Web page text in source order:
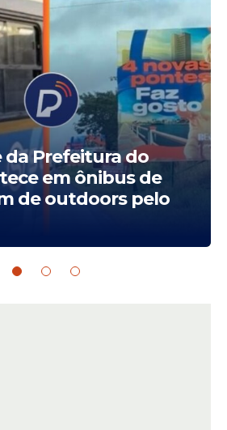
da Prefeitura do
em ônibus de
de outdoors pelo